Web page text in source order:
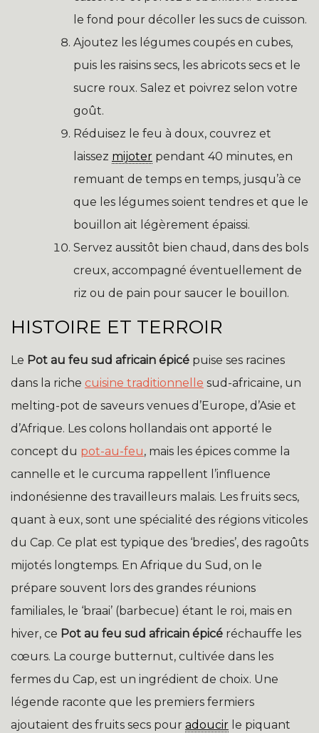
le fond pour décoller les sucs de cuisson.
Ajoutez les légumes coupés en cubes,
puis les raisins secs, les abricots secs et le
sucre roux. Salez et poivrez selon votre
goût.
Réduisez le feu à doux, couvrez et
laissez mijoter pendant 40 minutes, en
remuant de temps en temps, jusqu’à ce
que les légumes soient tendres et que le
bouillon ait légèrement épaissi.
Servez aussitôt bien chaud, dans des bols
creux, accompagné éventuellement de
riz ou de pain pour saucer le bouillon.
HISTOIRE ET TERROIR
Le Pot au feu sud africain épicé puise ses racines
dans la riche cuisine traditionnelle sud-africaine, un
melting-pot de saveurs venues d’Europe, d’Asie et
d’Afrique. Les colons hollandais ont apporté le
concept du pot-au-feu, mais les épices comme la
cannelle et le curcuma rappellent l’influence
indonésienne des travailleurs malais. Les fruits secs,
quant à eux, sont une spécialité des régions viticoles
du Cap. Ce plat est typique des ‘bredies’, des ragoûts
mijotés longtemps. En Afrique du Sud, on le
prépare souvent lors des grandes réunions
familiales, le ‘braai’ (barbecue) étant le roi, mais en
hiver, ce Pot au feu sud africain épicé réchauffe les
cœurs. La courge butternut, cultivée dans les
fermes du Cap, est un ingrédient de choix. Une
légende raconte que les premiers fermiers
ajoutaient des fruits secs pour adoucir le piquant